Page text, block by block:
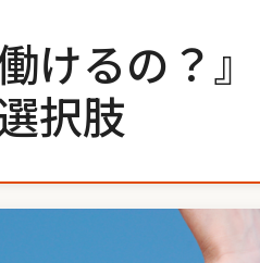
けるの？』
択肢